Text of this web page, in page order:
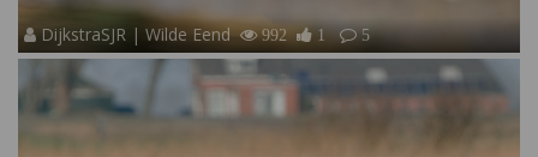
DijkstraSJR | Wilde Eend 992 1 5